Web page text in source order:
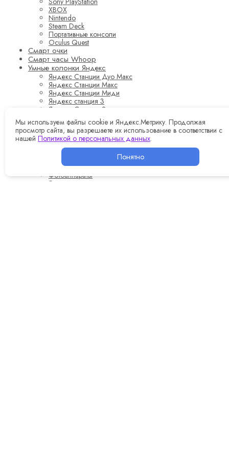
XBOX
Nintendo
Steam Deck
Портативные консоли
Oculus Quest
Смарт очки
Смарт часы Whoop
Умные колонки Яндекс
Яндекс Станции Дуо Макс
Яндекс Станции Макс
Яндекс Станции Миди
Яндекс станция 3
Яндекс Станция 2
Яндекс Станция Мини 3 Про
Яндекс Станция Мини 3
Яндекс Станции Мини (с часами)
Яндекс Станции Лайт 2
Яндекс Станции Мини (без часов)
Фото и Видео
Фотоаппараты
Экшн-камеры
Мы используем файлы cookie и Яндекс.Метрику. Продолжая
просмотр сайта, вы разрешаете их использование в соответствии с
нашей Политикой о персональных данных.
Понятно